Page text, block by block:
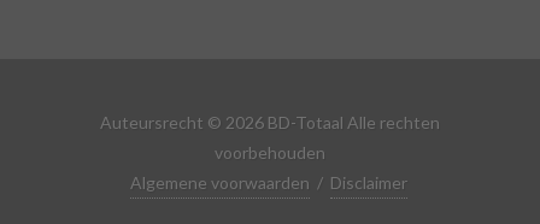
Auteursrecht © 2026 BD-Totaal Alle rechten
voorbehouden
Algemene voorwaarden / Disclaimer